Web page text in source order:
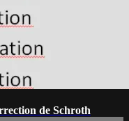
de Schroth